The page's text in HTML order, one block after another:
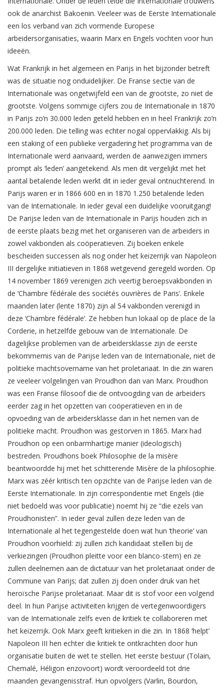
ook de anarchist Bakoenin. Veeleer was de Eerste Internationale
een los verband van zich vormende Europese
arbeidersorganisaties, waarin Marx en Engels vochten voor hun
ideeën.
Wat Frankrijk in het algemeen en Parijs in het bijzonder betreft
was de situatie nog onduidelijker. De Franse sectie van de
Internationale was ongetwijfeld een van de grootste, zo niet de
grootste. Volgens sommige cijfers zou de Internationale in 1870
in Parijs zo’n 30.000 leden geteld hebben en in heel Frankrijk zo’n
200.000 leden. Die telling was echter nogal oppervlakkig. Als bij
een staking of een publieke vergadering het programma van de
Internationale werd aanvaard, werden de aanwezigen immers
prompt als ‘leden’ aangetekend. Als men dit vergelijkt met het
aantal betalende leden werkt dit in ieder geval ontnuchterend. In
Parijs waren er in 1866 600 en in 1870 1.250 betalende leden
van de Internationale. In ieder geval een duidelijke vooruitgang!
De Parijse leden van de Internationale in Parijs houden zich in
de eerste plaats bezig met het organiseren van de arbeiders in
zowel vakbonden als coöperatieven. Zij boeken enkele
bescheiden successen als nog onder het keizerrijk van Napoleon
III dergelijke initiatieven in 1868 wetgevend geregeld worden. Op
14 november 1869 verenigen zich veertig beroepsvakbonden in
de ‘Chambre fédérale des sociétés ouvrières de Paris’. Enkele
maanden later (lente 1870) zijn al 54 vakbonden verenigd in
deze ‘Chambre fédérale’. Ze hebben hun lokaal op de place de la
Corderie, in hetzelfde gebouw van de Internationale. De
dagelijkse problemen van de arbeidersklasse zijn de eerste
bekommernis van de Parijse leden van de Internationale, niet de
politieke machtsovername van het proletariaat. In die zin waren
ze veeleer volgelingen van Proudhon dan van Marx. Proudhon
was een Franse filosoof die de ontvoogding van de arbeiders
eerder zag in het opzetten van coöperatieven en in de
opvoeding van de arbeidersklasse dan in het nemen van de
politieke macht. Proudhon was gestorven in 1865. Marx had
Proudhon op een onbarmhartige manier (ideologisch)
bestreden. Proudhons boek Philosophie de la misère
beantwoordde hij met het schitterende Misère de la philosophie.
Marx was zéér kritisch ten opzichte van de Parijse leden van de
Eerste Internationale. In zijn correspondentie met Engels (die
niet bedoeld was voor publicatie) noemt hij ze “die ezels van
Proudhonisten”. In ieder geval zullen deze leden van de
Internationale al het tegengestelde doen wat hun ‘theorie’ van
Proudhon voorhield: zij zullen zich kandidaat stellen bij de
verkiezingen (Proudhon pleitte voor een blanco-stem) en ze
zullen deelnemen aan de dictatuur van het proletariaat onder de
Commune van Parijs; dat zullen zij doen onder druk van het
heroïsche Parijse proletariaat. Maar dit is stof voor een volgend
deel. In hun Parijse activiteiten krijgen de vertegenwoordigers
van de Internationale zelfs even de kritiek te collaboreren met
het keizerrijk. Ook Marx geeft kritieken in die zin. In 1868 ‘helpt’
Napoleon III hen echter die kritiek te ontkrachten door hun
organisatie buiten de wet te stellen. Het eerste bestuur (Tolain,
Chemalé, Héligon enzovoort) wordt veroordeeld tot drie
maanden gevangenisstraf. Hun opvolgers (Varlin, Bourdon,